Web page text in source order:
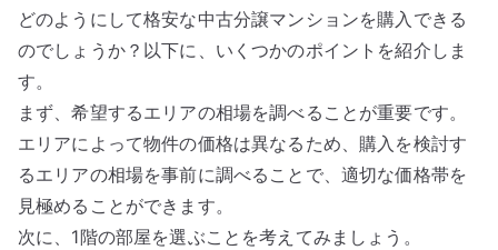
どのようにして格安な中古分譲マンションを購入できる
のでしょうか？以下に、いくつかのポイントを紹介しま
す。
まず、希望するエリアの相場を調べることが重要です。
エリアによって物件の価格は異なるため、購入を検討す
るエリアの相場を事前に調べることで、適切な価格帯を
見極めることができます。
次に、1階の部屋を選ぶことを考えてみましょう。